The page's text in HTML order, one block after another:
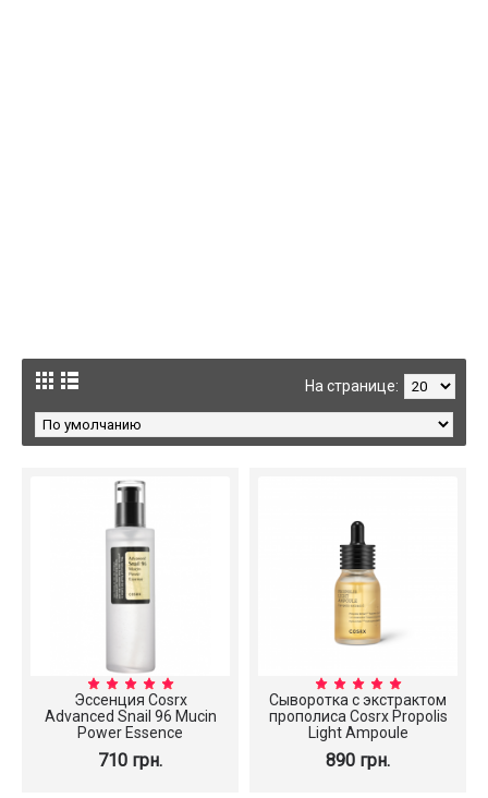
На странице:
Эссенция Cosrx
Advanced Snail 96 Mucin
Power Essence
710 грн.
Сыворотка с экстрактом
прополиса Cosrx Propolis
Light Ampoule
890 грн.